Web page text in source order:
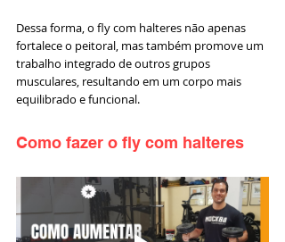
Dessa forma, o fly com halteres não apenas
fortalece o peitoral, mas também promove um
trabalho integrado de outros grupos
musculares, resultando em um corpo mais
equilibrado e funcional.
Como fazer o fly com halteres